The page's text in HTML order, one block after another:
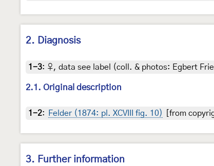
2. Diagnosis
1-3: ♀, data see label (coll. & photos: Egbert
2.1. Original description
1-2: Felder (1874: pl. XCVIII fig. 10) [from
3. Further information